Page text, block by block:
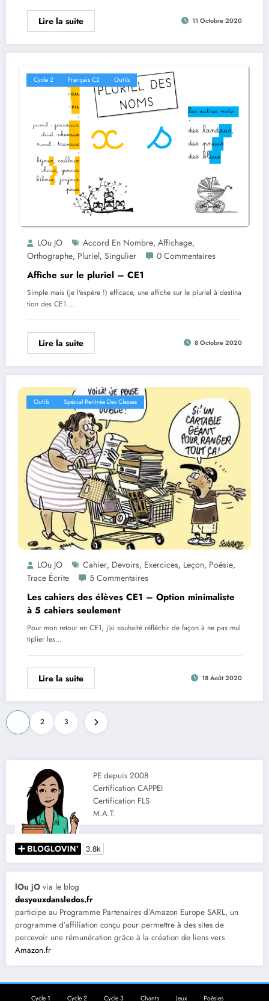
Lire la suite 11 Octobre 2020
Cycle 2 Français C2 Outils
LOu JO Accord En Nombre, Affichage,
Orthographe, Pluriel, Singulier 0 Commentaires
Affiche sur le pluriel – CE1
Simple mais (je l'espère !) efficace, une affiche sur le pluriel à destina
tion des CE1.…
Lire la suite 8 Octobre 2020
Outils Spécial Rentrée Des Classes
LOu JO Cahier, Devoirs, Exercices, Leçon, Poésie,
Trace Écrite 5 Commentaires
Les cahiers des élèves CE1 – Option minimaliste
à 5 cahiers seulement
Pour mon retour en CE1, j'ai souhaité réfléchir de façon à ne pas mul
tiplier les…
Lire la suite 18 Août 2020
Pagination
des
publications
2 3
PE depuis 2008
Certification CAPPEI
Certification FLS
M.A.T.
lOu jO via le blog
desyeuxdansledos.fr
participe au Programme Partenaires d’Amazon Europe SARL, un
programme d’affiliation conçu pour permettre à des sites de
percevoir une rémunération grâce à la création de liens vers
Amazon.fr
Cycle 1 Cycle 2 Cycle 3 Chants Jeux Poésies